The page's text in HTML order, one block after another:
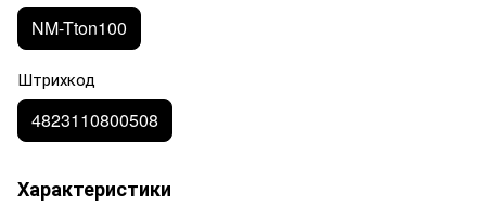
NM-Tton100
Штрихкод
4823110800508
Характеристики